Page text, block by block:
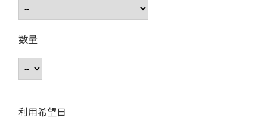
数量
利用希望日